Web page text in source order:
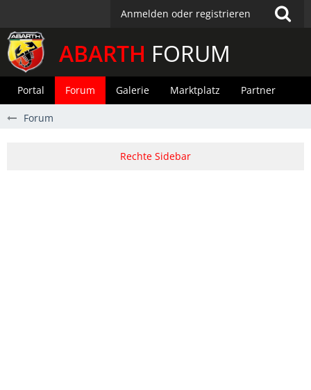
Anmelden oder registrieren
ABARTH FORUM
Portal Forum Galerie Marktplatz Partner
Forum